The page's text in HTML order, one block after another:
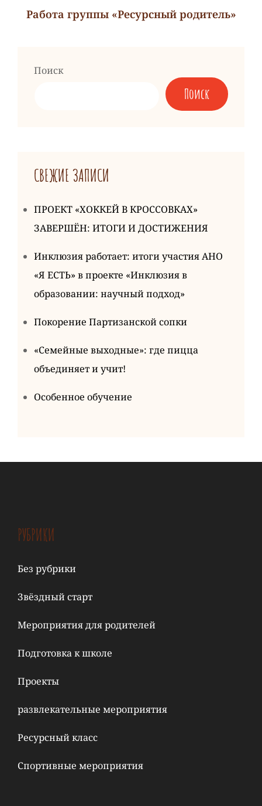
Работа группы «Ресурсный родитель»
Поиск
Поиск
СВЕЖИЕ ЗАПИСИ
ПРОЕКТ «ХОККЕЙ В КРОССОВКАХ»
ЗАВЕРШЁН: ИТОГИ И ДОСТИЖЕНИЯ
Инклюзия работает: итоги участия АНО
«Я ЕСТЬ» в проекте «Инклюзия в
образовании: научный подход»
Покорение Партизанской сопки
«Семейные выходные»: где пицца
объединяет и учит!
Особенное обучение
РУБРИКИ
Без рубрики
Звёздный старт
Мероприятия для родителей
Подготовка к школе
Проекты
развлекательные мероприятия
Ресурсный класс
Спортивные мероприятия